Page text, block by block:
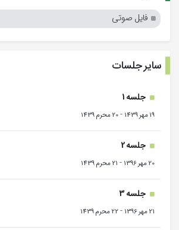
فایل صوتی
سایر جلسات
جلسه 1
19 مهر 1439 -20 محرم 1439
جلسه 2
20 مهر 1396 - 21 محرم 1439
جلسه 3
21 مهر 1396 -22 محرم 1439